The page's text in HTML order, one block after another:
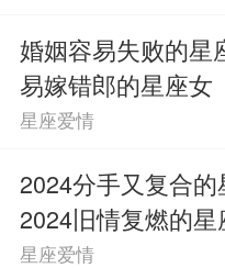
数虽然不算高，
让另一半感到不安。
婚姻容易失败的星
易嫁错郎的星座女
星座爱情
2024分手又复合的
2024旧情复燃的星
星座爱情